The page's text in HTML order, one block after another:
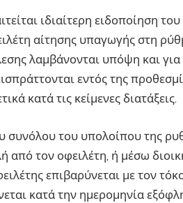
ιδιαίτερη ειδοποίηση του
αίτησης υπαγωγής στη
λαμβάνονται υπόψη και
εντός της
κατά τις κείμενες διατάξεις.
του υπολοίπου της
από τον οφειλέτη, ή μέσω
επιβαρύνεται με τον
κατά την ημερομηνία